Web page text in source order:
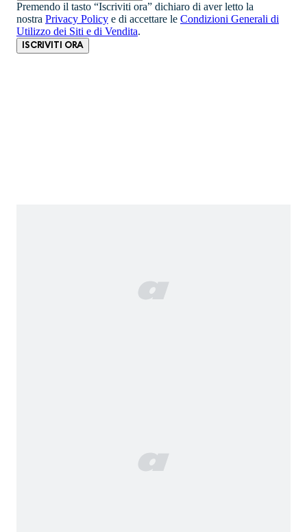
Premendo il tasto “Iscriviti ora” dichiaro di aver letto la
nostra Privacy Policy e di accettare le Condizioni Generali di
Utilizzo dei Siti e di Vendita.
ISCRIVITI ORA